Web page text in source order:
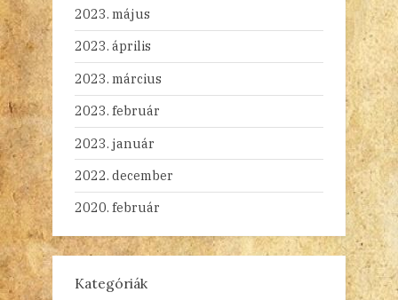
2023. május
2023. április
2023. március
2023. február
2023. január
2022. december
2020. február
Kategóriák